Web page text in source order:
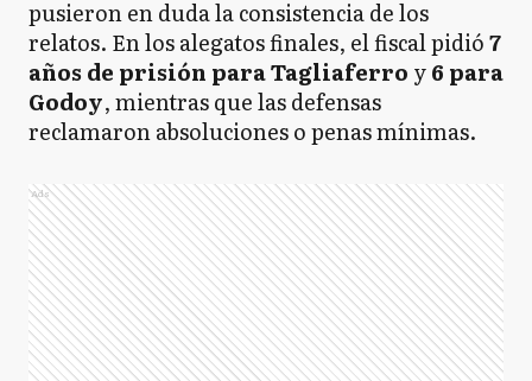
pusieron en duda la consistencia de los
relatos. En los alegatos finales, el fiscal pidió7
años de prisión para Tagliaferro y6 para
Godoy, mientras que las defensas
reclamaron absoluciones o penas mínimas.
Ads